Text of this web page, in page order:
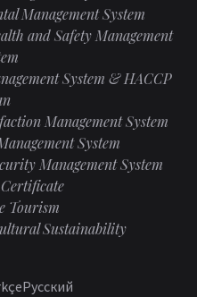
Management System
and Safety Management
System & HACCP
Management System
System
Management System
Tourism
Sustainability
Русский